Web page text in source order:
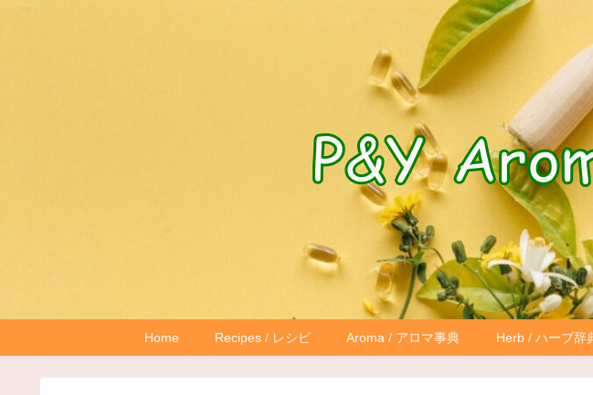
Home Recipes / レシピ Aroma / アロマ事典 Herb / ハーブ辞